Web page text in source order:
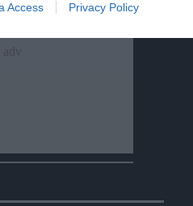
Access Privacy Policy